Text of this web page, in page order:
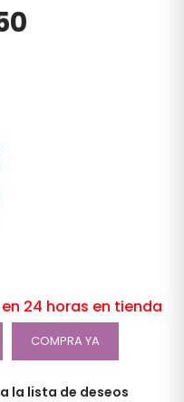
24 horas en tienda
COMPRA YA
la lista de deseos